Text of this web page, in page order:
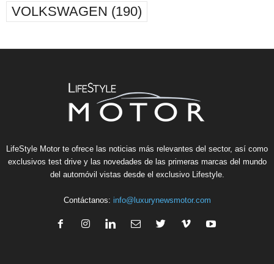
VOLKSWAGEN (190)
LifeStyle Motor te ofrece las noticias más relevantes del sector, así como
exclusivos test drive y las novedades de las primeras marcas del mundo
del automóvil vistas desde el exclusivo Lifestyle.
Contáctanos: info@luxurynewsmotor.com